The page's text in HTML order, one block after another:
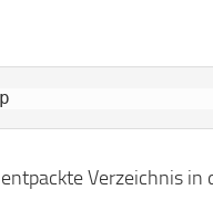
Verzeichnis